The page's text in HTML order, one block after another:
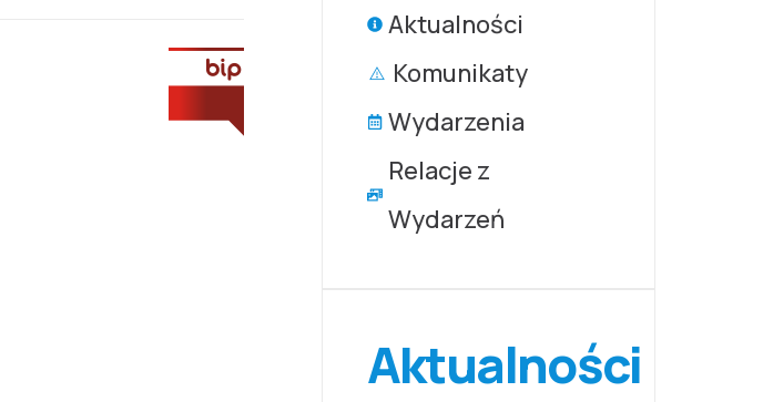
Aktualności
Komunikaty
Wydarzenia
Relacje z
Wydarzeń
Aktualności